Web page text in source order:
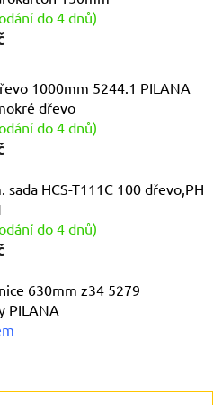
do 4 dnů)
1000mm 5244.1 PILANA
dřevo
do 4 dnů)
sada HCS-T111C 100 dřevo,PH
do 4 dnů)
630mm z34 5279
PILANA